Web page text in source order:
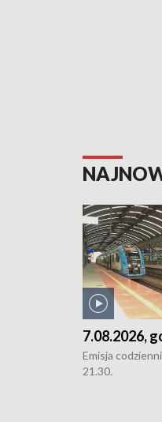
7.08.2026,
Emisja
21.30.